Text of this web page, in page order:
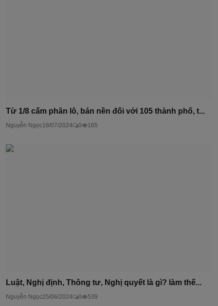
Từ 1/8 cấm phân lô, bán nền đối với 105 thành phố, t...
Nguyễn Ngọc18/07/2024 0 165
Luật, Nghị định, Thông tư, Nghị quyết là gì? làm thế...
Nguyễn Ngọc25/06/2024 0 539